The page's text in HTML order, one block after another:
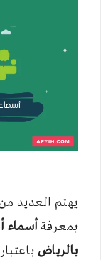
يهتم العديد
بمعرفة أسماء
بالرياض